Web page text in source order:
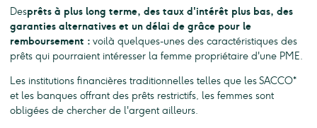
Desprêts à plus long terme, des taux d'intérêt plus bas, des
garanties alternatives et un délai de grâce pour le
remboursement : voilà quelques-unes des caractéristiques des
prêts qui pourraient intéresser la femme propriétaire d'une PME.
Les institutions financières traditionnelles telles que les SACCO*
et les banques offrant des prêts restrictifs, les femmes sont
obligées de chercher de l'argent ailleurs.